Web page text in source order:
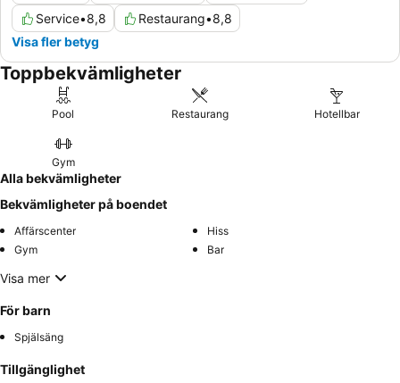
Service•8,8 Restaurang•8,8
Visa fler betyg
Toppbekvämligheter
Pool Restaurang Hotellbar
Gym
Alla bekvämligheter
Bekvämligheter på boendet
Affärscenter
Hiss
Gym
Bar
Visa mer
För barn
Spjälsäng
Tillgänglighet